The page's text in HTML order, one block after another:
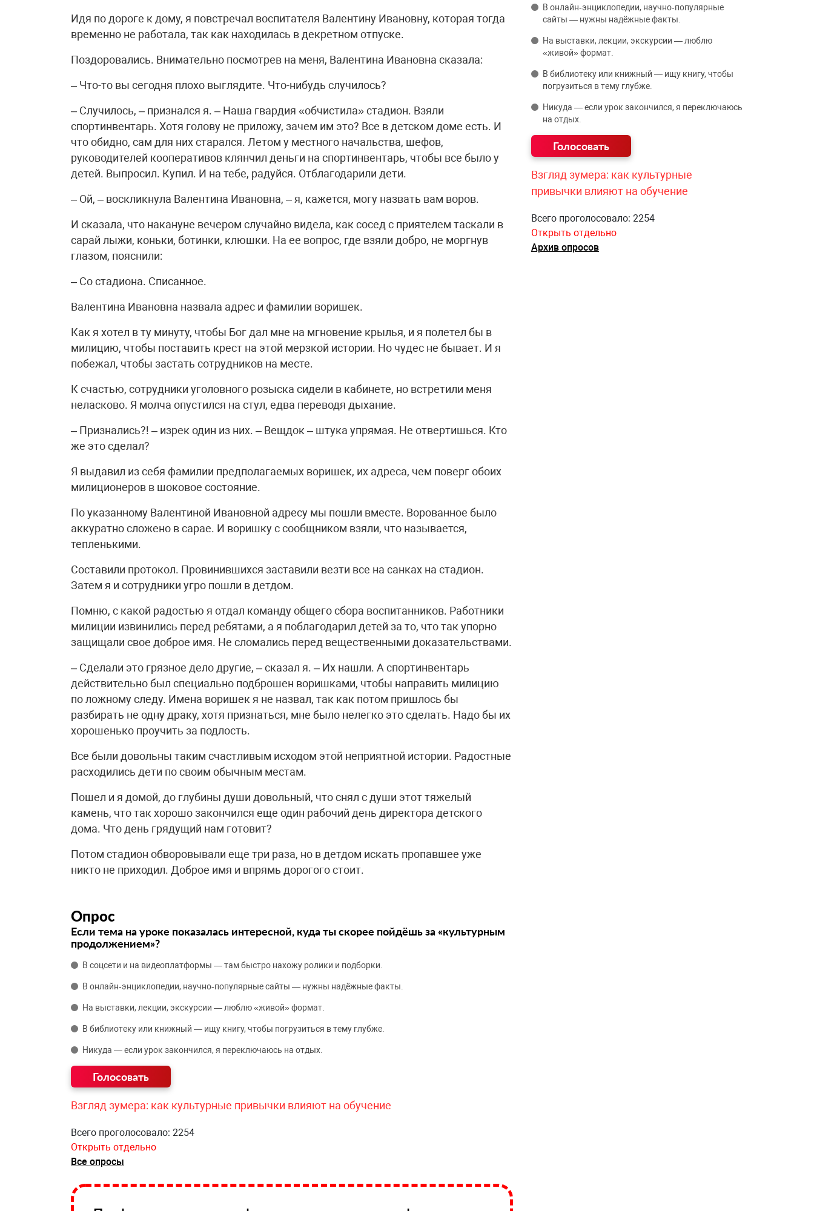
Идя по дороге к дому, я повстречал воспитателя Валентину Ивановну, которая тогда
временно не работала, так как находилась в декретном отпуске.
Поздоровались. Внимательно посмотрев на меня, Валентина Ивановна сказала:
– Что-то вы сегодня плохо выглядите. Что-нибудь случилось?
– Случилось, – признался я. – Наша гвардия «обчистила» стадион. Взяли
спортинвентарь. Хотя голову не приложу, зачем им это? Все в детском доме есть. И
что обидно, сам для них старался. Летом у местного начальства, шефов,
руководителей кооперативов клянчил деньги на спортинвентарь, чтобы все было у
детей. Выпросил. Купил. И на тебе, радуйся. Отблагодарили дети.
– Ой, – воскликнула Валентина Ивановна, – я, кажется, могу назвать вам воров.
И сказала, что накануне вечером случайно видела, как сосед с приятелем таскали в
сарай лыжи, коньки, ботинки, клюшки. На ее вопрос, где взяли добро, не моргнув
глазом, пояснили:
– Со стадиона. Списанное.
Валентина Ивановна назвала адрес и фамилии воришек.
Как я хотел в ту минуту, чтобы Бог дал мне на мгновение крылья, и я полетел бы в
милицию, чтобы поставить крест на этой мерзкой истории. Но чудес не бывает. И я
побежал, чтобы застать сотрудников на месте.
К счастью, сотрудники уголовного розыска сидели в кабинете, но встретили меня
неласково. Я молча опустился на стул, едва переводя дыхание.
– Признались?! – изрек один из них. – Вещдок – штука упрямая. Не отвертишься. Кто
же это сделал?
Я выдавил из себя фамилии предполагаемых воришек, их адреса, чем поверг обоих
милиционеров в шоковое состояние.
По указанному Валентиной Ивановной адресу мы пошли вместе. Ворованное было
аккуратно сложено в сарае. И воришку с сообщником взяли, что называется,
тепленькими.
Составили протокол. Провинившихся заставили везти все на санках на стадион.
Затем я и сотрудники угро пошли в детдом.
Помню, с какой радостью я отдал команду общего сбора воспитанников. Работники
милиции извинились перед ребятами, а я поблагодарил детей за то, что так упорно
защищали свое доброе имя. Не сломались перед вещественными доказательствами.
– Сделали это грязное дело другие, – сказал я. – Их нашли. А спортинвентарь
действительно был специально подброшен воришками, чтобы направить милицию
по ложному следу. Имена воришек я не назвал, так как потом пришлось бы
разбирать не одну драку, хотя признаться, мне было нелегко это сделать. Надо бы их
хорошенько проучить за подлость.
Все были довольны таким счастливым исходом этой неприятной истории. Радостные
расходились дети по своим обычным местам.
Пошел и я домой, до глубины души довольный, что снял с души этот тяжелый
камень, что так хорошо закончился еще один рабочий день директора детского
дома. Что день грядущий нам готовит?
Потом стадион обворовывали еще три раза, но в детдом искать пропавшее уже
никто не приходил. Доброе имя и впрямь дорогого стоит.
Опрос
Если тема на уроке показалась интересной, куда ты скорее пойдёшь за «культурным
продолжением»?
В соцсети и на видеоплатформы — там быстро нахожу ролики и подборки.
В онлайн‑энциклопедии, научно‑популярные сайты — нужны надёжные факты.
На выставки, лекции, экскурсии — люблю «живой» формат.
В библиотеку или книжный — ищу книгу, чтобы погрузиться в тему глубже.
Никуда — если урок закончился, я переключаюсь на отдых.
Взгляд зумера: как культурные привычки влияют на обучение
Всего проголосовало: 2254
Открыть отдельно
Все опросы
В онлайн‑энциклопедии, научно‑популярные
сайты — нужны надёжные факты.
На выставки, лекции, экскурсии — люблю
«живой» формат.
В библиотеку или книжный — ищу книгу, чтобы
погрузиться в тему глубже.
Никуда — если урок закончился, я переключаюсь
на отдых.
Взгляд зумера: как культурные
привычки влияют на обучение
Всего проголосовало: 2254
Открыть отдельно
Архив опросов